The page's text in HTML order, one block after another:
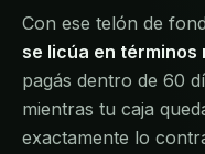
Con ese telón de
se licúa en términos
pagás dentro de 60
mientras tu caja
exactamente lo